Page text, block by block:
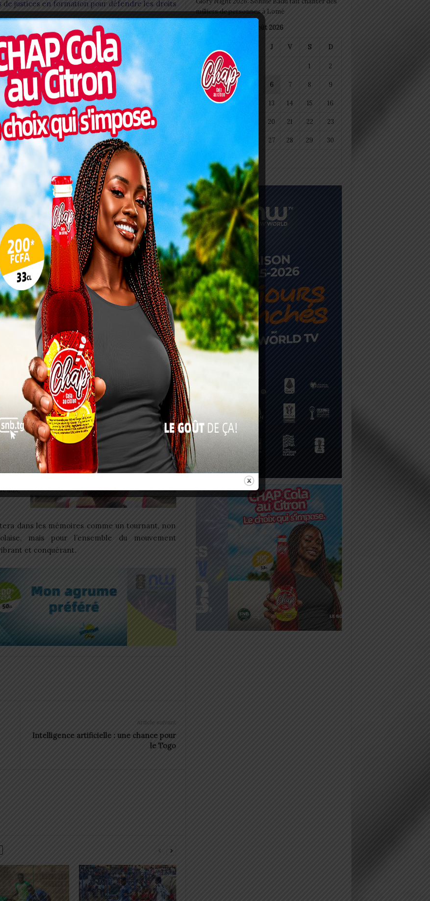
de justices en formation pour défendre les droits
à 1,88 mètre, Séverin Kansa a non seulement
consolidé la place du Togo parmi les
Son exploit vient couronner de succès les
pour promouvoir l’inclusion par le sport.
delà des frontières
Akouvi Xana sur 100 mètres, la délégation
À travers ses réseaux sociaux, la Fédération
a salué avec émotion le courage, la ténacité
sportifs.
« Nos athlètes sont des exemples de
résilience et de dépassement de soi. Leur
détermination inspire toute une génération
», peut-on lire dans leur message vibrant
adressé aux supporters.
Si Laré MoinKo, engagé au lancer du javelot,
n’a pas réussi à se hisser sur le podium, sa
d’un engagement sansfailleet d’une volonté
para-sport africain
dynamique que le Togo confirme. Celle d’une
place centrale sur l’échiquier paralympique
médaille, renforce le rêve togolais de voir
scènes internationales, y compris les Jeux
de
dans les mémoires comme un tournant, non
mais pour l’ensemble du mouvement
et conquérant.
Article suivant
Intelligence artificielle : une chance pour
le Togo
milliers de personnes à Lomé
août 2026
J V S D
1 2
3 4 5 6 7 8 9
11 13 14 15 16
20 21 22 23
27 28 29 30
« Juil